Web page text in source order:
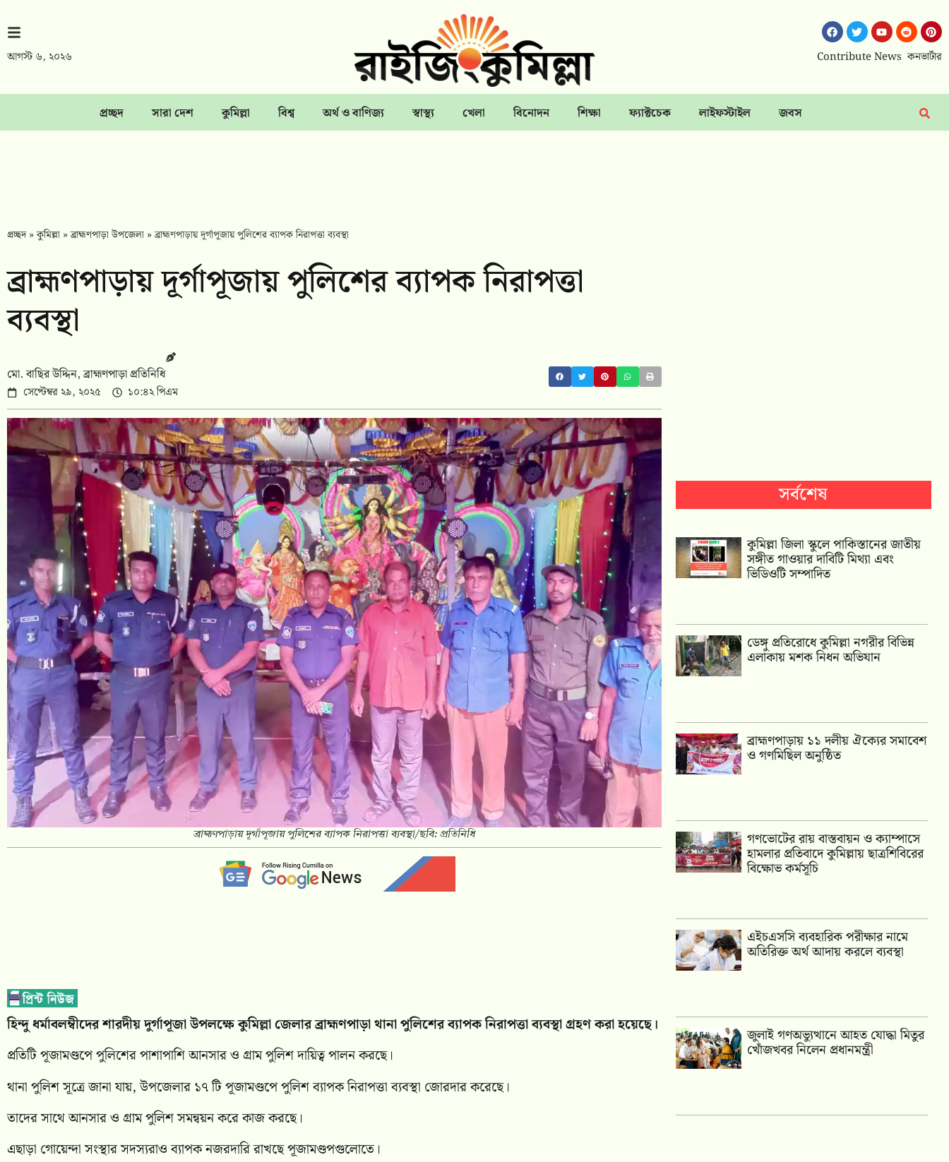
আগস্ট ৬, ২০২৬ Contribute News কনভার্টার
প্রচ্ছদ সারা দেশ কুমিল্লা বিশ্ব অর্থ ও বাণিজ্য স্বাস্থ্য খেলা বিনোদন শিক্ষা ফ্যাক্টচেক লাইফস্টাইল জবস
প্রচ্ছদ»কুমিল্লা »ব্রাহ্মণপাড়া উপজেলা »‎ব্রাহ্মণপাড়ায় দূর্গাপূজায় পুলিশের ব্যাপক নিরাপত্তা ব্যবস্থা
‎ব্রাহ্মণপাড়ায় দূর্গাপূজায় পুলিশের ব্যাপক নিরাপত্তা
ব্যবস্থা
মো. বাছির উদ্দিন, ব্রাহ্মণপাড়া প্রতিনিধি
সেপ্টেম্বর ২৯, ২০২৫ ১০:৪২ পিএম
‎ব্রাহ্মণপাড়ায় দূর্গাপূজায় পুলিশের ব্যাপক নিরাপত্তা ব্যবস্থা/ছবি: প্রতিনিধি
‎হিন্দু ধর্মাবলম্বীদের শারদীয় দুর্গাপূজা উপলক্ষে কুমিল্লা জেলার ব্রাহ্মণপাড়া থানা পুলিশের ব্যাপক নিরাপত্তা ব্যবস্থা গ্রহণ করা হয়েছে।
প্রতিটি পূজামণ্ডপে পুলিশের পাশাপাশি আনসার ও গ্রাম পুলিশ দায়িত্ব পালন করছে।
থানা পুলিশ সূত্রে জানা যায়, উপজেলার ১৭ টি পূজামণ্ডপে পুলিশ ব্যাপক নিরাপত্তা ব্যবস্থা জোরদার করেছে।
তাদের সাথে আনসার ও গ্রাম পুলিশ সমন্বয়ন করে কাজ করছে।
এছাড়া গোয়েন্দা সংস্থার সদস্যরাও ব্যাপক নজরদারি রাখছে পূজামণ্ডপগুলোতে।
সর্বশেষ
কুমিল্লা জিলা স্কুলে পাকিস্তানের জাতীয়
সঙ্গীত গাওয়ার দাবিটি মিথ্যা এবং
ভিডিওটি সম্পাদিত
ডেঙ্গু প্রতিরোধে কুমিল্লা নগরীর বিভিন্ন
এলাকায় মশক নিধন অভিযান
‎ব্রাহ্মণপাড়ায় ১১ দলীয় ঐক্যের সমাবেশ
ও গণমিছিল অনুষ্ঠিত
গণভোটের রায় বাস্তবায়ন ও ক্যাম্পাসে
হামলার প্রতিবাদে কুমিল্লায় ছাত্রশিবিরের
বিক্ষোভ কর্মসূচি
এইচএসসি ব্যবহারিক পরীক্ষার নামে
অতিরিক্ত অর্থ আদায় করলে ব্যবস্থা
জুলাই গণঅভ্যুত্থানে আহত যোদ্ধা মিতুর
খোঁজখবর নিলেন প্রধানমন্ত্রী